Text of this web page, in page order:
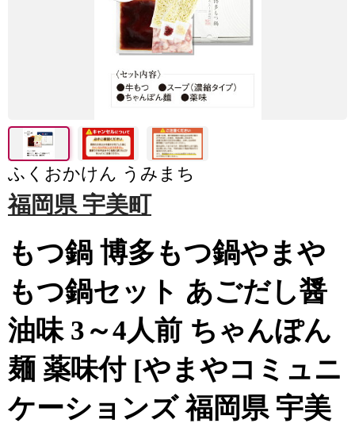
ふくおかけん うみまち
福岡県 宇美町
もつ鍋 博多もつ鍋やまや
もつ鍋セット あごだし醤
油味 3～4人前 ちゃんぽん
麺 薬味付 [やまやコミュニ
ケーションズ 福岡県 宇美